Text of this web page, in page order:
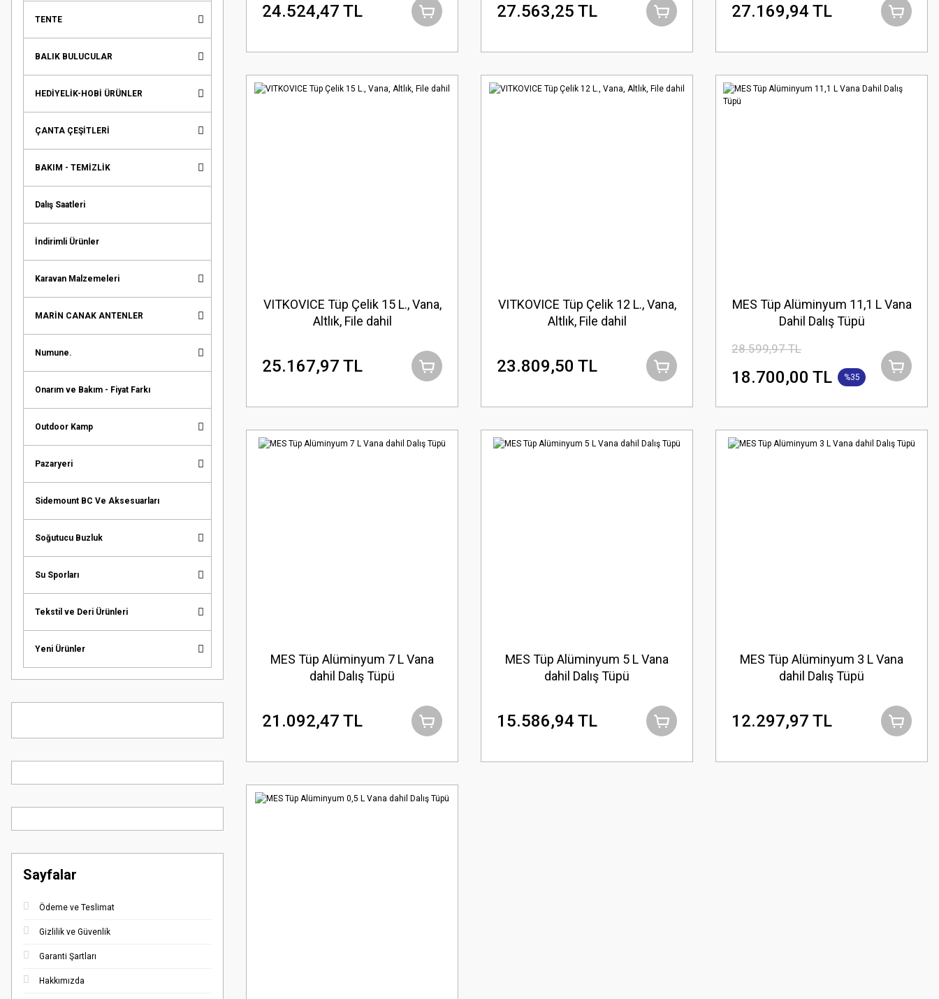
TENTE
BALIK BULUCULAR
HEDİYELİK-HOBİ ÜRÜNLER
ÇANTA ÇEŞİTLERİ
BAKIM - TEMİZLİK
Dalış Saatleri
İndirimli Ürünler
Karavan Malzemeleri
MARİN CANAK ANTENLER
Numune.
Onarım ve Bakım - Fiyat Farkı
Outdoor Kamp
Pazaryeri
Sidemount BC Ve Aksesuarları
Soğutucu Buzluk
Su Sporları
Tekstil ve Deri Ürünleri
Yeni Ürünler
Sayfalar
Ödeme ve Teslimat
Gizlilik ve Güvenlik
Garanti Şartları
Hakkımızda
24.524,47 TL 27.563,25 TL 27.169,94 TL
VITKOVICE Tüp Çelik 15 L., Vana,
Altlık, File dahil
25.167,97 TL
VITKOVICE Tüp Çelik 12 L., Vana,
Altlık, File dahil
23.809,50 TL
MES Tüp Alüminyum 11,1 L Vana
Dahil Dalış Tüpü
28.599,97 TL
18.700,00 TL %35
MES Tüp Alüminyum 7 L Vana
dahil Dalış Tüpü
21.092,47 TL
MES Tüp Alüminyum 5 L Vana
dahil Dalış Tüpü
15.586,94 TL
MES Tüp Alüminyum 3 L Vana
dahil Dalış Tüpü
12.297,97 TL